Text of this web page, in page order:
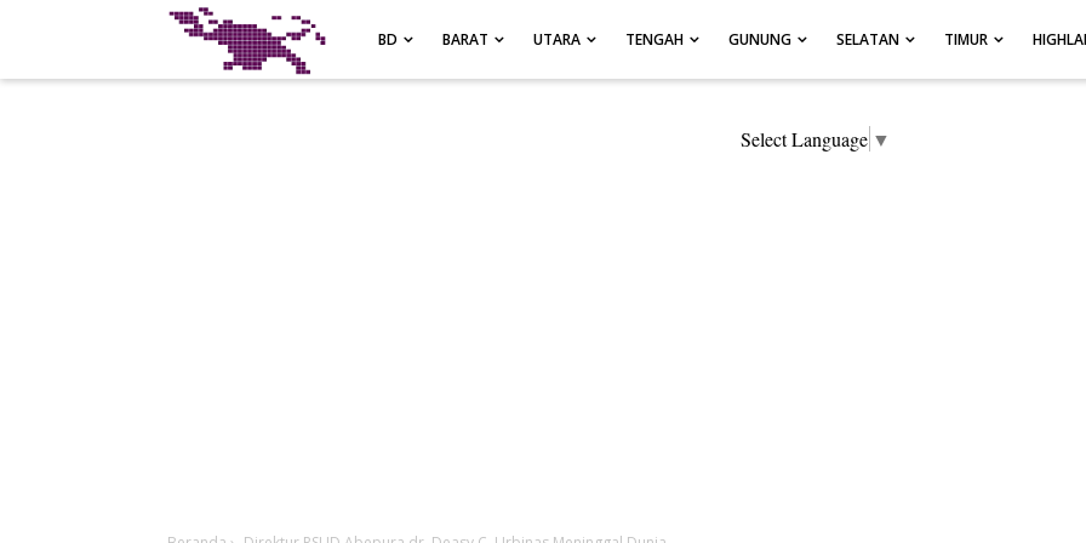
BD BARAT UTARA TENGAH GUNUNG SELATAN TIMUR
Select Language ▼